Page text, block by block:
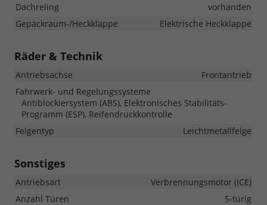
Dachreling
vorhanden
Gepäckraum-/Heckklappe
Elektrische Heckklappe
Räder & Technik
Antriebsachse
Frontantrieb
Fahrwerk- und Regelungssysteme
Antiblockiersystem (ABS), Elektronisches Stabilitäts-
Programm (ESP), Reifendruckkontrolle
Felgentyp
Leichtmetallfelge
Sonstiges
Antriebsart
Verbrennungsmotor (ICE)
Anzahl Türen
5-türig